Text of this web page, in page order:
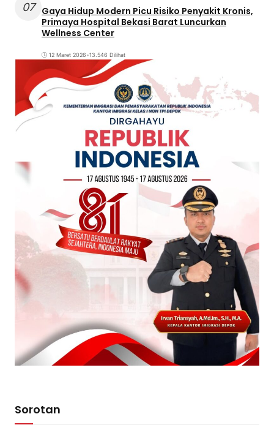
07
Gaya Hidup Modern Picu Risiko Penyakit Kronis,
Primaya Hospital Bekasi Barat Luncurkan
Wellness Center
12 Maret 2026•13.546 Dilihat
Sorotan